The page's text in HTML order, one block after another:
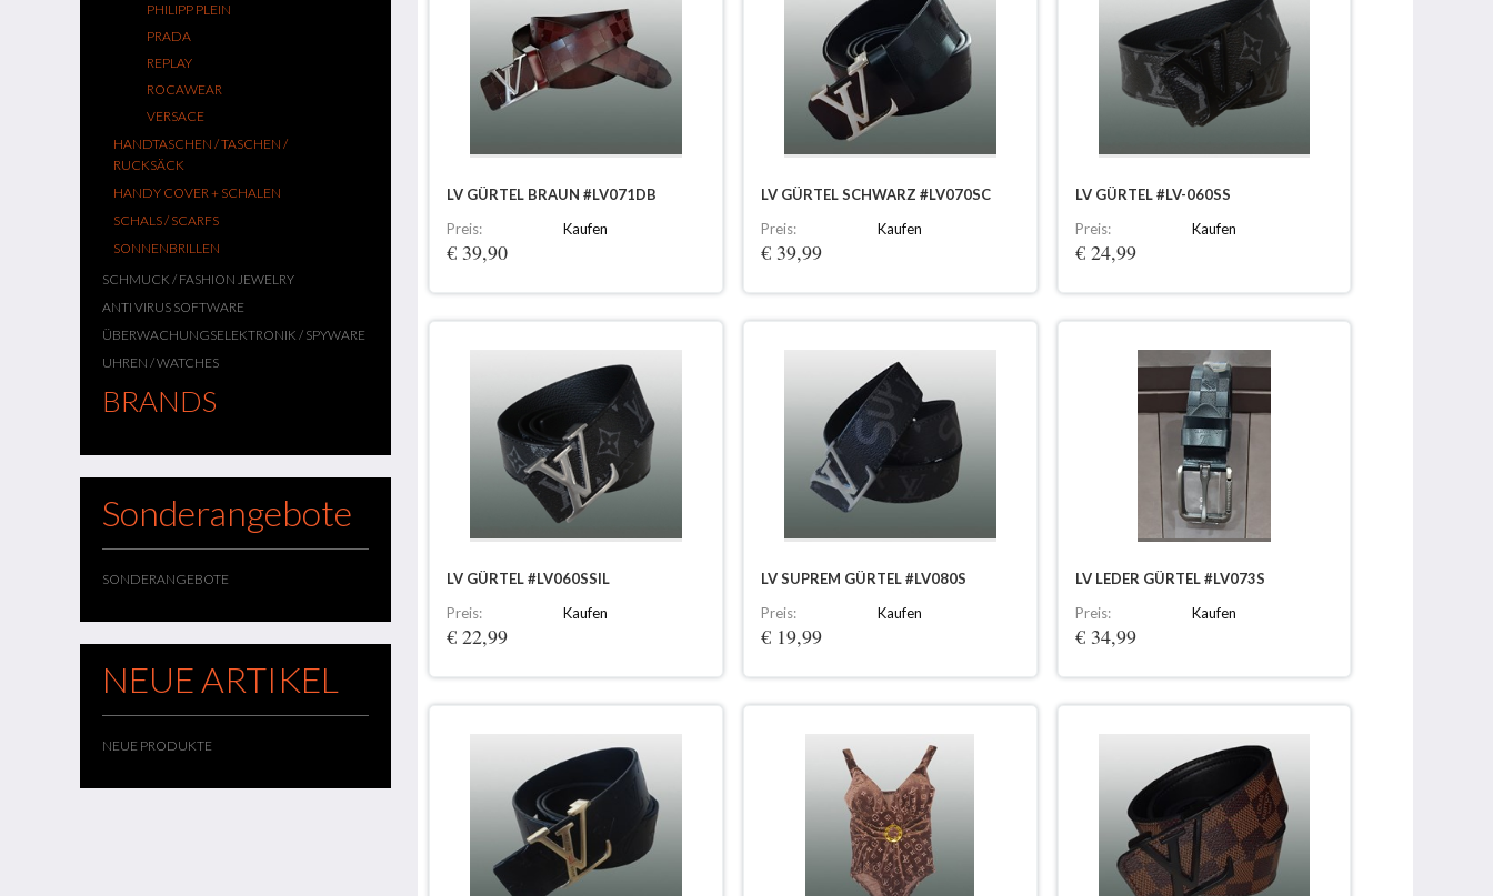
PHILIPP PLEIN
PRADA
REPLAY
ROCAWEAR
VERSACE
HANDTASCHEN / TASCHEN /
RUCKSÄCK
HANDY COVER + SCHALEN
SCHALS / SCARFS
SONNENBRILLEN
SCHMUCK / FASHION JEWELRY
ANTI VIRUS SOFTWARE
ÜBERWACHUNGSELEKTRONIK / SPYWARE
UHREN / WATCHES
BRANDS
Sonderangebote
SONDERANGEBOTE
NEUE ARTIKEL
NEUE PRODUKTE
LV GÜRTEL BRAUN #LV071DB
Preis:
€ 39,90
Kaufen
LV GÜRTEL SCHWARZ #LV070SC
Preis:
€ 39,99
Kaufen
LV GÜRTEL #LV-060SS
Preis:
€ 24,99
Kaufen
LV GÜRTEL #LV060SSIL
Preis:
€ 22,99
Kaufen
LV SUPREM GÜRTEL #LV080S
Preis:
€ 19,99
Kaufen
LV LEDER GÜRTEL #LV073S
Preis:
€ 34,99
Kaufen